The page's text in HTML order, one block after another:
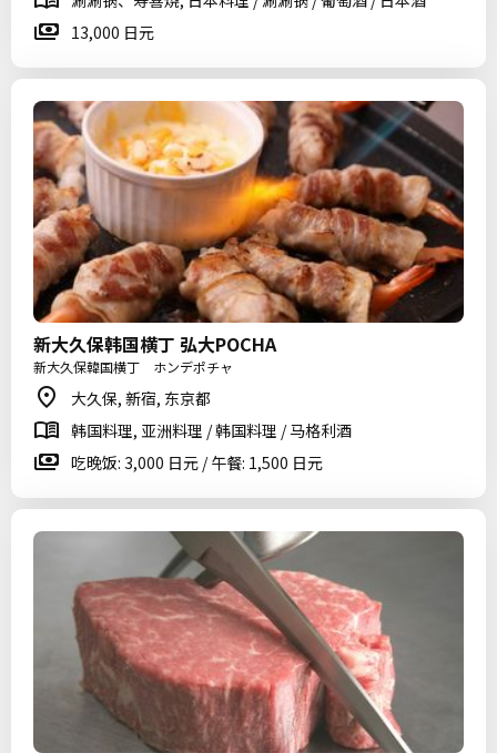
13,000 日元
新大久保韩国横丁 弘大POCHA
新大久保韓国横丁 ホンデポチャ
大久保, 新宿, 东京都
韩国料理, 亚洲料理 / 韩国料理 / 马格利酒
吃晚饭: 3,000 日元 / 午餐: 1,500 日元